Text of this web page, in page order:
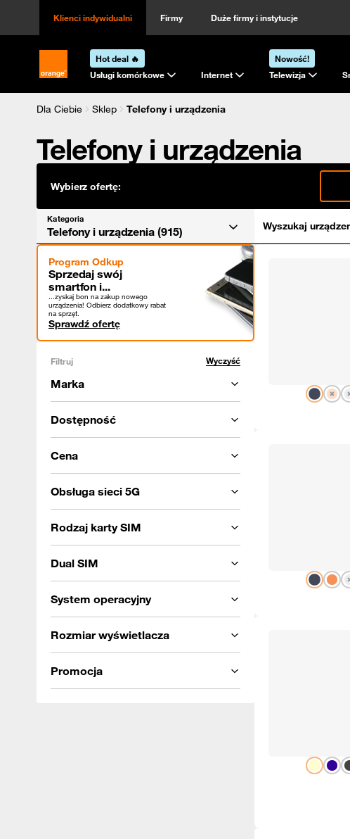
Klienci indywidualni Firmy Duże firmy i instytucje
Strona główna Orange.pl
Hot deal 🔥
Usługi komórkowe
Internet
Nowość!
Telewizja
Dla Ciebie Sklep Telefony i urządzenia
Telefony i urządzenia
Wybierz ofertę:
Kategoria
Telefony i urządzenia (915) Wyszukaj
Program Odkup
Sprzedaj swój
smartfon i...
...zyskaj bon na zakup nowego
urządzenia! Odbierz dodatkowy rabat
na sprzęt.
Sprawdź ofertę
Filtruj Wyczyść
Marka
Dostępność
Cena
Obsługa sieci 5G
Rodzaj karty SIM
Dual SIM
System operacyjny
Rozmiar wyświetlacza
Promocja